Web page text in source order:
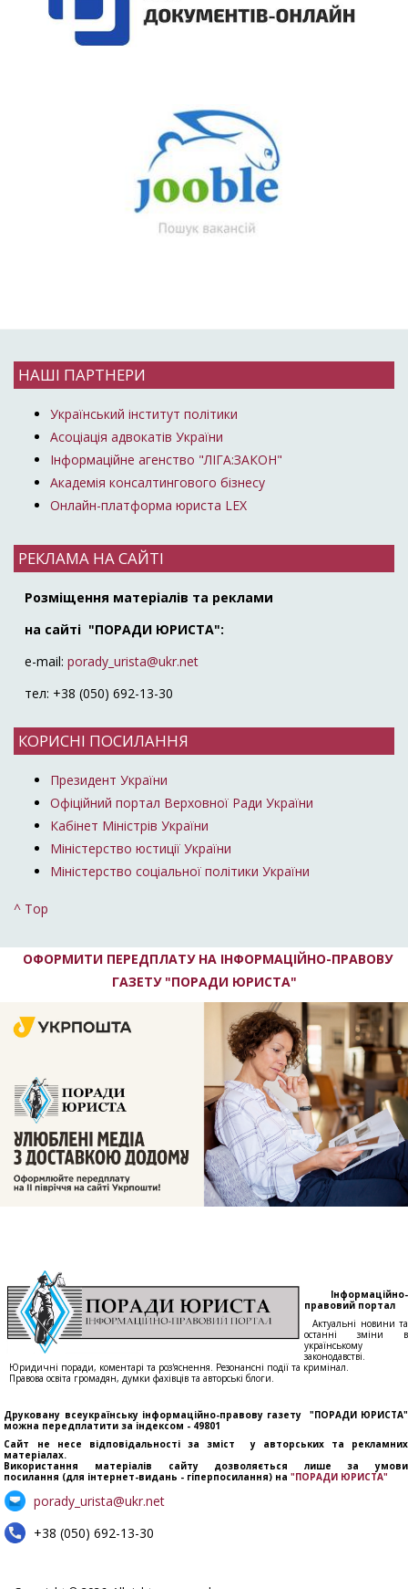
НАШІ ПАРТНЕРИ
Український інститут політики
Асоціація адвокатів України
Інформаційне агенство "ЛІГА:ЗАКОН"
Академія консалтингового бізнесу
Онлайн-платформа юриста LEX
РЕКЛАМА НА САЙТІ
Розміщення матеріалів та реклами
на сайті "ПОРАДИ ЮРИСТА":
e-mail: porady_urista@ukr.net
тел: +38 (050) 692-13-30
КОРИСНІ ПОСИЛАННЯ
Президент України
Офіційний портал Верховної Ради України
Кабінет Міністрів України
Міністерство юстиції України
Міністерство соціальної політики України
^ Top
ОФОРМИТИ ПЕРЕДПЛАТУ НА ІНФОРМАЦІЙНО-ПРАВОВУ
ГАЗЕТУ "ПОРАДИ ЮРИСТА"
Інформаційно-
правовий портал
Актуальні новини та
останні зміни в
українському
законодавстві.
Юридичні поради, коментарі та роз'яснення. Резонансні події та кримінал.
Правова освіта громадян, думки фахівців та авторські блоги.
Друковану всеукраїнську інформаційно-правову газету "ПОРАДИ ЮРИСТА"
можна передплатити за індексом - 49801
Сайт не несе відповідальності за зміст у авторських та рекламних
матеріалах.
Використання матеріалів сайту дозволяється лише за умови
посилання (для інтернет-видань - гіперпосилання) на"ПОРАДИ ЮРИСТА"
porady_urista@ukr.net
+38 (050) 692-13-30